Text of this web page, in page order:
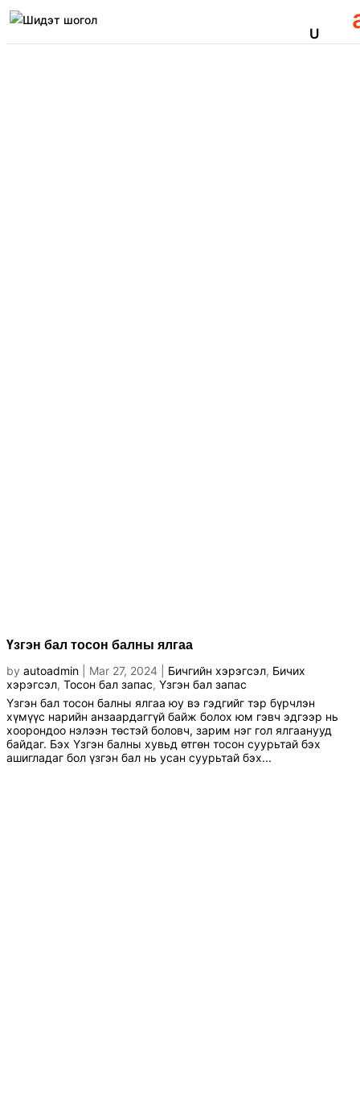
Үзгэн бал тосон балны ялгаа
by autoadmin Mar 27, 2024 Бичгийн хэрэгсэл, Бичих
хэрэгсэл, Тосон бал запас, Үзгэн бал запас
Үзгэн бал тосон балны ялгаа юу вэ гэдгийг тэр бүрчлэн
хүмүүс нарийн анзаардаггүй байж болох юм гэвч эдгээр нь
хоорондоо нэлээн төстэй боловч, зарим нэг гол ялгаанууд
байдаг. Бэх Үзгэн балны хувьд өтгөн тосон суурьтай бэх
ашигладаг бол үзгэн бал нь усан суурьтай бэх...